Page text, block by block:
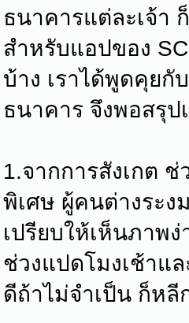
ธนาคารแต่ละเจ้า
สำหรับแอปของ
บ้าง เราได้พูดคุยกั
ธนาคาร จึงพอสรุ
1.จากการสังเกต ช่
พิเศษ ผู้คนต่างระง
เปรียบให้เห็นภาพ
ช่วงแปดโมงเช้าแ
ดีถ้าไม่จำเป็น ก็หลี